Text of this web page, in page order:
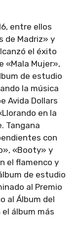
entre ellos
de Madriz» y
el éxito
«Mala Mujer»,
de estudio
la música
Avida Dollars
en la
Tangana
con
«Booty» y
el flamenco y
de estudio
al Premio
al Álbum del
álbum más